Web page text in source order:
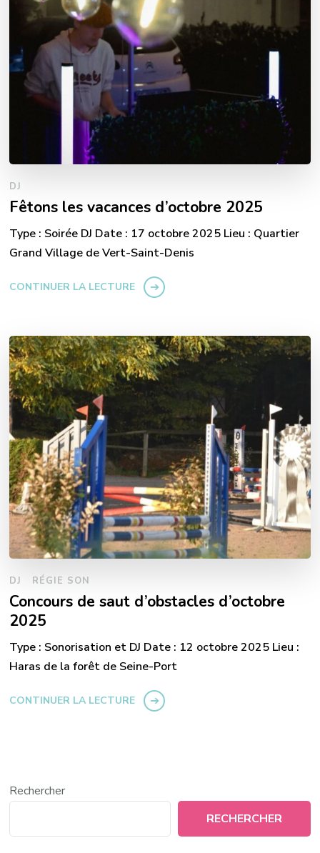
DJ
Fêtons les vacances d’octobre 2025
Type : Soirée DJ Date : 17 octobre 2025 Lieu : Quartier
Grand Village de Vert-Saint-Denis
CONTINUER LA LECTURE
DJ RÉGIE SON
Concours de saut d’obstacles d’octobre
2025
Type : Sonorisation et DJ Date : 12 octobre 2025 Lieu :
Haras de la forêt de Seine-Port
CONTINUER LA LECTURE
Rechercher
RECHERCHER